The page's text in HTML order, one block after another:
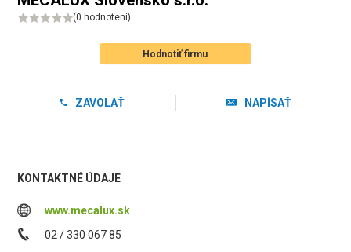
(0 hodnotení)
Hodnotiť firmu
ZAVOLAŤ NAPÍSAŤ
KONTAKTNÉ ÚDAJE
www.mecalux.sk
02 / 330 067 85